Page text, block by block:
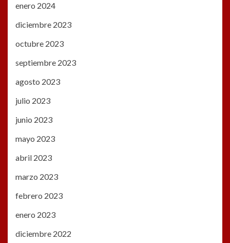
enero 2024
diciembre 2023
octubre 2023
septiembre 2023
agosto 2023
julio 2023
junio 2023
mayo 2023
abril 2023
marzo 2023
febrero 2023
enero 2023
diciembre 2022